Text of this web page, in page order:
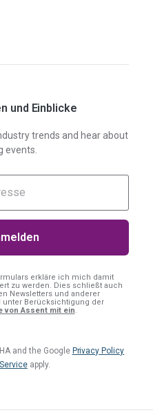
und Einblicke
trends and hear about
events.
erkläre ich mich damit
zu werden. Dies schließt auch
Newsletters und anderer
unter Berücksichtigung der
von Assent mit ein.
and the Google Privacy Policy
apply.